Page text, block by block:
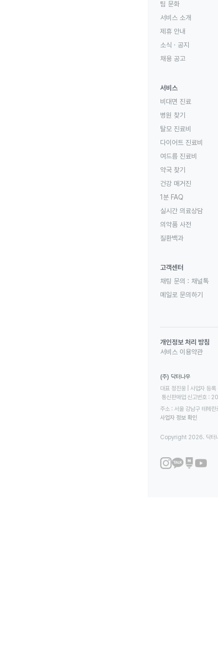
팀 문화
서비스 소개
제휴 안내
소식 · 공지
채용 공고
서비스
비대면 진료
병원 찾기
탈모 진료비
다이어트 진료비
여드름 진료비
약국 찾기
건강 매거진
1분 FAQ
실시간 의료상담
의약품 사전
질환백과
고객센터
채팅 문의 : 채널톡
메일로 문의하기
개인정보 처리 방침
서비스 이용약관
(주) 닥터나우
대표 정진웅 | 사업자
통신판매업 신고번호
주소 : 서울 강남구 테헤
사업자 정보 확인
Copyright 2026. 닥터